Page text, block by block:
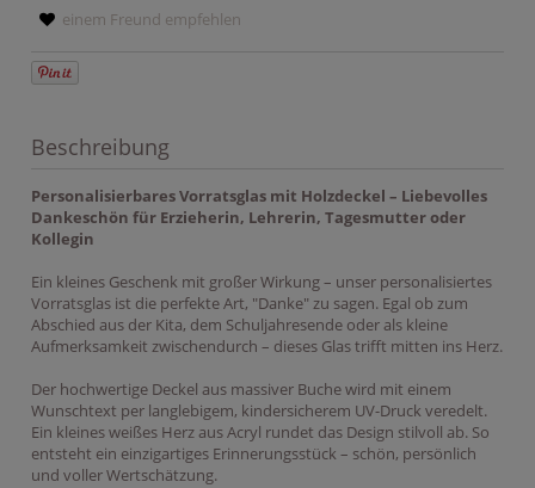
einem Freund empfehlen
Beschreibung
Personalisierbares Vorratsglas mit Holzdeckel – Liebevolles
Dankeschön für Erzieherin, Lehrerin, Tagesmutter oder
Kollegin
Ein kleines Geschenk mit großer Wirkung – unser personalisiertes
Vorratsglas ist die perfekte Art, "Danke" zu sagen. Egal ob zum
Abschied aus der Kita, dem Schuljahresende oder als kleine
Aufmerksamkeit zwischendurch – dieses Glas trifft mitten ins Herz.
Der hochwertige Deckel aus massiver Buche wird mit einem
Wunschtext per langlebigem, kindersicherem UV-Druck veredelt.
Ein kleines weißes Herz aus Acryl rundet das Design stilvoll ab. So
entsteht ein einzigartiges Erinnerungsstück – schön, persönlich
und voller Wertschätzung.